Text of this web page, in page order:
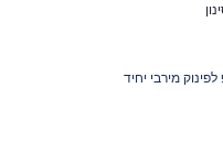
מירבי יחיד